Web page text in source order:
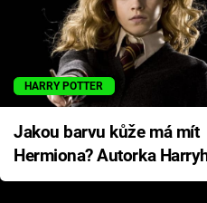
HARRY POTTER
Jakou barvu kůže má mít
Hermiona? Autorka
Pottera přišla s ráznou